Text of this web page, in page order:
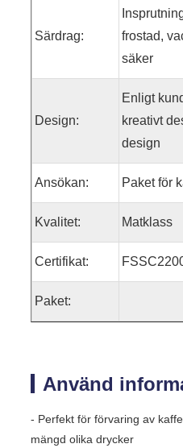
Särdrag:
frostad,
säker
Design:
Enligt
kreativt
design
Ansökan: Paket för
Kvalitet: Matklass
Certifikat:
Paket:
Använd
- Perfekt för förvaring av
mängd olika drycker